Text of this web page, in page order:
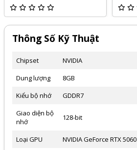
Thông Số Kỹ Thuật
Chipset
NVIDIA
Dung lượng
8GB
Kiểu bộ nhớ
GDDR7
Giao diện bộ
nhớ
128-bit
Loại GPU NVIDIA GeForce RTX 5060